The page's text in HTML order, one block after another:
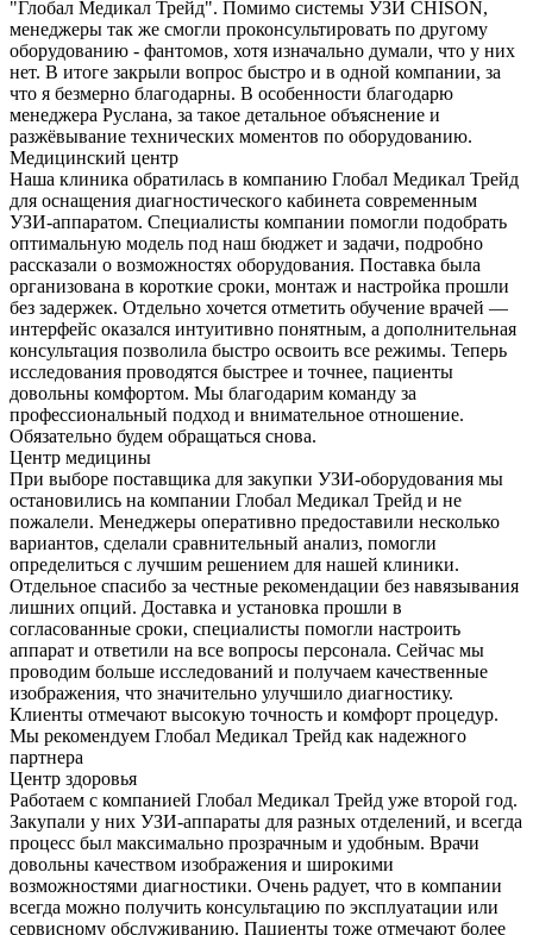
"Глобал Медикал Трейд". Помимо системы УЗИ CHISON,
менеджеры так же смогли проконсультировать по другому
оборудованию - фантомов, хотя изначально думали, что у них
нет. В итоге закрыли вопрос быстро и в одной компании, за
что я безмерно благодарны. В особенности благодарю
менеджера Руслана, за такое детальное объяснение и
разжёвывание технических моментов по оборудованию.
Медицинский центр
Наша клиника обратилась в компанию Глобал Медикал Трейд
для оснащения диагностического кабинета современным
УЗИ-аппаратом. Специалисты компании помогли подобрать
оптимальную модель под наш бюджет и задачи, подробно
рассказали о возможностях оборудования. Поставка была
организована в короткие сроки, монтаж и настройка прошли
без задержек. Отдельно хочется отметить обучение врачей —
интерфейс оказался интуитивно понятным, а дополнительная
консультация позволила быстро освоить все режимы. Теперь
исследования проводятся быстрее и точнее, пациенты
довольны комфортом. Мы благодарим команду за
профессиональный подход и внимательное отношение.
Обязательно будем обращаться снова.
Центр медицины
При выборе поставщика для закупки УЗИ-оборудования мы
остановились на компании Глобал Медикал Трейд и не
пожалели. Менеджеры оперативно предоставили несколько
вариантов, сделали сравнительный анализ, помогли
определиться с лучшим решением для нашей клиники.
Отдельное спасибо за честные рекомендации без навязывания
лишних опций. Доставка и установка прошли в
согласованные сроки, специалисты помогли настроить
аппарат и ответили на все вопросы персонала. Сейчас мы
проводим больше исследований и получаем качественные
изображения, что значительно улучшило диагностику.
Клиенты отмечают высокую точность и комфорт процедур.
Мы рекомендуем Глобал Медикал Трейд как надежного
партнера
Центр здоровья
Работаем с компанией Глобал Медикал Трейд уже второй год.
Закупали у них УЗИ-аппараты для разных отделений, и всегда
процесс был максимально прозрачным и удобным. Врачи
довольны качеством изображения и широкими
возможностями диагностики. Очень радует, что в компании
всегда можно получить консультацию по эксплуатации или
сервисному обслуживанию. Пациенты тоже отмечают более